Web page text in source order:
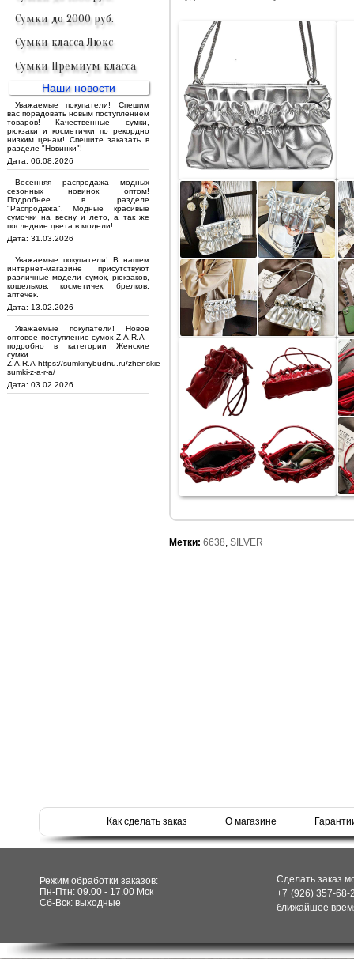
Сумки до 2000 руб.
Сумки класса Люкс
Сумки Премиум класса
Наши новости
Уважаемые покупатели! Спешим
вас порадовать новым поступлением
товаров! Качественные сумки,
рюкзаки и косметички по рекордно
низким ценам! Спешите заказать в
разделе "Новинки"!
Дата: 06.08.2026
Весенняя распродажа модных
сезонных новинок оптом!
Подробнее в разделе
"Распродажа". Модные красивые
сумочки на весну и лето, а так же
последние цвета в модели!
Дата: 31.03.2026
Уважаемые покупатели! В нашем
интернет-магазине присутствуют
различные модели сумок, рюкзаков,
кошельков, косметичек, брелков,
аптечек.
Дата: 13.02.2026
Уважаемые покупатели! Новое
оптовое поступление сумок Z.A.R.A -
подробно в категории Женские
сумки
Z.A.R.A https://sumkinybudnu.ru/zhenskie-
sumki-z-a-r-a/
Дата: 03.02.2026
Метки: 6638 SILVER
Как сделать заказ О магазине
Режим обработки заказов:
Пн-Птн: 09.00 - 17.00 Мск
Сб-Вск: выходные
Сделать заказ
+7 (926) 357-
ближайшее